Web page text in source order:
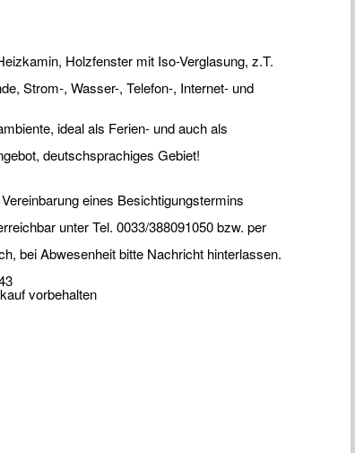
Holzfenster mit Iso-Verglasung, z.T.
Strom-, Wasser-, Telefon-, Internet- und
ideal als Ferien- und auch als
deutschsprachiges Gebiet!
eines Besichtigungstermins
unter Tel. 0033/388091050 bzw. per
bei Abwesenheit bitte Nachricht hinterlassen.
vorbehalten